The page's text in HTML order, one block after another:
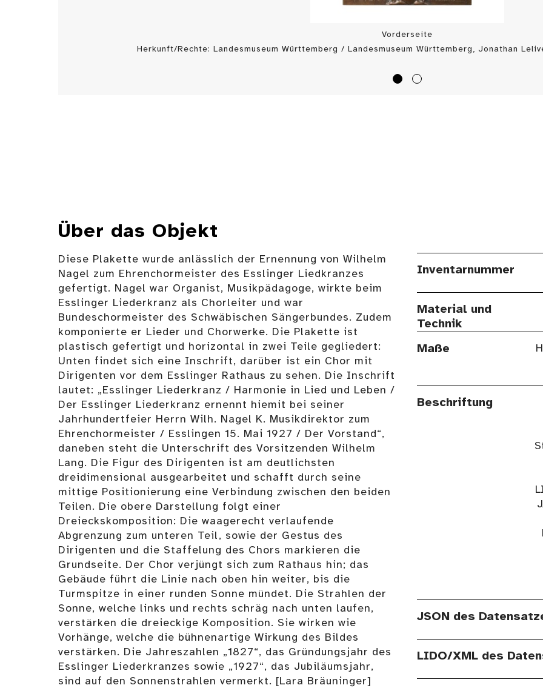
Vorderseite
Herkunft/Rechte: Landesmuseum Württemberg / Landesmuseum Württemberg, Jonathan
Über das Objekt
Diese Plakette wurde anlässlich der Ernennung von Wilhelm
Nagel zum Ehrenchormeister des Esslinger Liedkranzes
gefertigt. Nagel war Organist, Musikpädagoge, wirkte beim
Esslinger Liederkranz als Chorleiter und war
Bundeschormeister des Schwäbischen Sängerbundes. Zudem
komponierte er Lieder und Chorwerke. Die Plakette ist
plastisch gefertigt und horizontal in zwei Teile gegliedert:
Unten findet sich eine Inschrift, darüber ist ein Chor mit
Dirigenten vor dem Esslinger Rathaus zu sehen. Die Inschrift
lautet: „Esslinger Liederkranz / Harmonie in Lied und Leben /
Der Esslinger Liederkranz ernennt hiemit bei seiner
Jahrhundertfeier Herrn Wilh. Nagel K. Musikdirektor zum
Ehrenchormeister / Esslingen 15. Mai 1927 / Der Vorstand“,
daneben steht die Unterschrift des Vorsitzenden Wilhelm
Lang. Die Figur des Dirigenten ist am deutlichsten
dreidimensional ausgearbeitet und schafft durch seine
mittige Positionierung eine Verbindung zwischen den beiden
Teilen. Die obere Darstellung folgt einer
Dreieckskomposition: Die waagerecht verlaufende
Abgrenzung zum unteren Teil, sowie der Gestus des
Dirigenten und die Staffelung des Chors markieren die
Grundseite. Der Chor verjüngt sich zum Rathaus hin; das
Gebäude führt die Linie nach oben hin weiter, bis die
Turmspitze in einer runden Sonne mündet. Die Strahlen der
Sonne, welche links und rechts schräg nach unten laufen,
verstärken die dreieckige Komposition. Sie wirken wie
Vorhänge, welche die bühnenartige Wirkung des Bildes
verstärken. Die Jahreszahlen „1827“, das Gründungsjahr des
Esslinger Liederkranzes sowie „1927“, das Jubiläumsjahr,
sind auf den Sonnenstrahlen vermerkt. [Lara Bräuninger]
Inventarnummer
Material und
Technik
Maße
Beschriftung
JSON des
LIDO/XML des